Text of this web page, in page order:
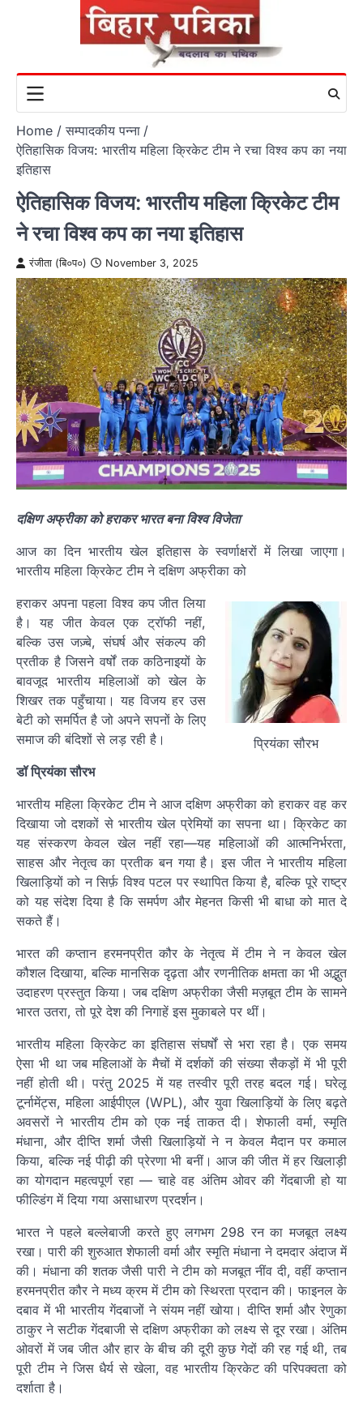
Home
सम्पादकीय पन्ना
ऐतिहासिक विजय: भारतीय महिला क्रिकेट टीम ने रचा विश्व कप का नया
इतिहास
ऐतिहासिक विजय: भारतीय महिला क्रिकेट टीम
ने रचा विश्व कप का नया इतिहास
रंजीता (बि०प०) November 3, 2025
दक्षिण अफ्रीका को हराकर भारत बना विश्व विजेता
आज का दिन भारतीय खेल इतिहास के स्वर्णाक्षरों में लिखा जाएगा।
भारतीय महिला क्रिकेट टीम ने दक्षिण अफ्रीका को
प्रियंका सौरभ
हराकर अपना पहला विश्व कप जीत लिया
है। यह जीत केवल एक ट्रॉफी नहीं,
बल्कि उस जज़्बे, संघर्ष और संकल्प की
प्रतीक है जिसने वर्षों तक कठिनाइयों के
बावजूद भारतीय महिलाओं को खेल के
शिखर तक पहुँचाया। यह विजय हर उस
बेटी को समर्पित है जो अपने सपनों के लिए
समाज की बंदिशों से लड़ रही है।
डॉ प्रियंका सौरभ
भारतीय महिला क्रिकेट टीम ने आज दक्षिण अफ्रीका को हराकर वह कर
दिखाया जो दशकों से भारतीय खेल प्रेमियों का सपना था। क्रिकेट का
यह संस्करण केवल खेल नहीं रहा—यह महिलाओं की आत्मनिर्भरता,
साहस और नेतृत्व का प्रतीक बन गया है। इस जीत ने भारतीय महिला
खिलाड़ियों को न सिर्फ़ विश्व पटल पर स्थापित किया है, बल्कि पूरे राष्ट्र
को यह संदेश दिया है कि समर्पण और मेहनत किसी भी बाधा को मात दे
सकते हैं।
भारत की कप्तान हरमनप्रीत कौर के नेतृत्व में टीम ने न केवल खेल
कौशल दिखाया, बल्कि मानसिक दृढ़ता और रणनीतिक क्षमता का भी अद्भुत
उदाहरण प्रस्तुत किया। जब दक्षिण अफ्रीका जैसी मज़बूत टीम के सामने
भारत उतरा, तो पूरे देश की निगाहें इस मुकाबले पर थीं।
भारतीय महिला क्रिकेट का इतिहास संघर्षों से भरा रहा है। एक समय
ऐसा भी था जब महिलाओं के मैचों में दर्शकों की संख्या सैकड़ों में भी पूरी
नहीं होती थी। परंतु 2025 में यह तस्वीर पूरी तरह बदल गई। घरेलू
टूर्नामेंट्स, महिला आईपीएल (WPL), और युवा खिलाड़ियों के लिए बढ़ते
अवसरों ने भारतीय टीम को एक नई ताकत दी। शेफाली वर्मा, स्मृति
मंधाना, और दीप्ति शर्मा जैसी खिलाड़ियों ने न केवल मैदान पर कमाल
किया, बल्कि नई पीढ़ी की प्रेरणा भी बनीं। आज की जीत में हर खिलाड़ी
का योगदान महत्वपूर्ण रहा — चाहे वह अंतिम ओवर की गेंदबाजी हो या
फील्डिंग में दिया गया असाधारण प्रदर्शन।
भारत ने पहले बल्लेबाजी करते हुए लगभग 298 रन का मजबूत लक्ष्य
रखा। पारी की शुरुआत शेफाली वर्मा और स्मृति मंधाना ने दमदार अंदाज में
की। मंधाना की शतक जैसी पारी ने टीम को मजबूत नींव दी, वहीं कप्तान
हरमनप्रीत कौर ने मध्य क्रम में टीम को स्थिरता प्रदान की। फाइनल के
दबाव में भी भारतीय गेंदबाजों ने संयम नहीं खोया। दीप्ति शर्मा और रेणुका
ठाकुर ने सटीक गेंदबाजी से दक्षिण अफ्रीका को लक्ष्य से दूर रखा। अंतिम
ओवरों में जब जीत और हार के बीच की दूरी कुछ गेदों की रह गई थी, तब
पूरी टीम ने जिस धैर्य से खेला, वह भारतीय क्रिकेट की परिपक्वता को
दर्शाता है।